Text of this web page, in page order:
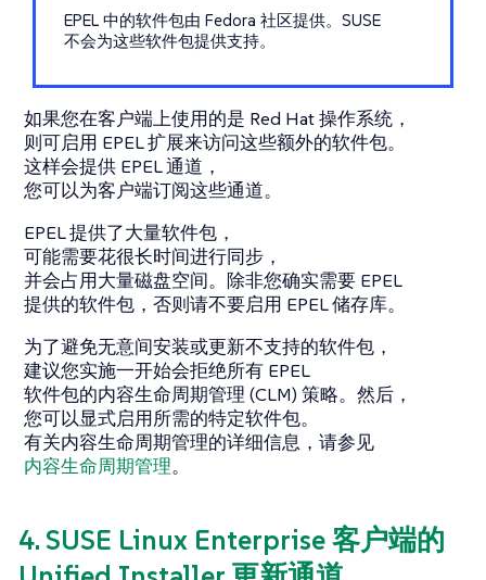
EPEL 中的软件包由 Fedora 社区提供。SUSE
不会为这些软件包提供支持。
如果您在客户端上使用的是 Red Hat 操作系统，
则可启用 EPEL 扩展来访问这些额外的软件包。
这样会提供 EPEL 通道，
您可以为客户端订阅这些通道。
EPEL 提供了大量软件包，
可能需要花很长时间进行同步，
并会占用大量磁盘空间。除非您确实需要 EPEL
提供的软件包，否则请不要启用 EPEL 储存库。
为了避免无意间安装或更新不支持的软件包，
建议您实施一开始会拒绝所有 EPEL
软件包的内容生命周期管理 (CLM) 策略。然后，
您可以显式启用所需的特定软件包。
有关内容生命周期管理的详细信息，请参见
内容生命周期管理。
4. SUSE Linux Enterprise 客户端的